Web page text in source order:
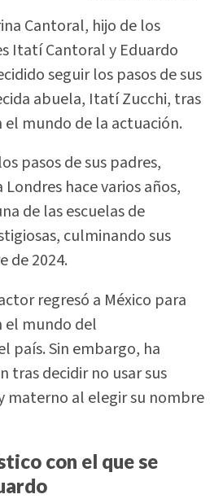
Cantoral, hijo de los
Itatí Cantoral y Eduardo
seguir los pasos de sus
abuela, Itatí Zucchi, tras
el mundo de la actuación.
pasos de sus padres,
hace varios años,
de las escuelas de
culminando sus
de 2024.
regresó a México para
el mundo del
país. Sin embargo, ha
tras decidir no usar sus
materno al elegir su nombre
con el que se